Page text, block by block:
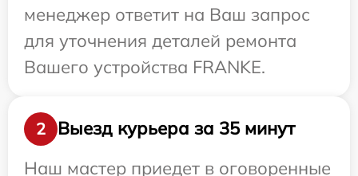
менеджер ответит на Ваш запрос
для уточнения деталей ремонта
Вашего устройства FRANKE.
2
Выезд курьера за 35 минут
Наш мастер приедет в оговоренные